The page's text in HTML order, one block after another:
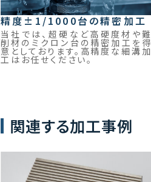
精度±1/1000台の精密加工
当社では、超硬など高硬度材や難
削材のミクロン台の精密加工を得
意としております。高精度な細溝加
工はお任せください。
関連する加工事例